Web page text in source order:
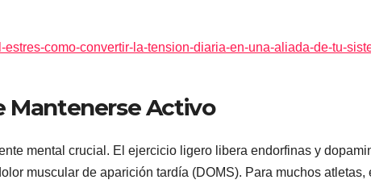
como-convertir-la-tension-diaria-en-una-aliada-de-tu-
Mantenerse Activo
mental crucial. El ejercicio ligero libera endorfinas y
muscular de aparición tardía (DOMS). Para muchos atletas,